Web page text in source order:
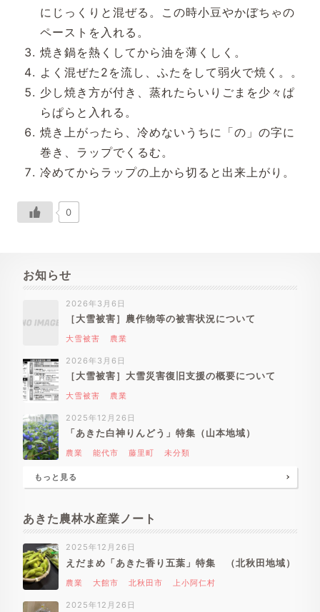
にじっくりと混ぜる。この時小豆やかぼちゃの
ペーストを入れる。
焼き鍋を熱くしてから油を薄くしく。
よく混ぜた2を流し、ふたをして弱火で焼く。。
少し焼き方が付き、蒸れたらいりごまを少々ぱ
らぱらと入れる。
焼き上がったら、冷めないうちに「の」の字に
巻き、ラップでくるむ。
冷めてからラップの上から切ると出来上がり。
0
お知らせ
2026年3月6日
［大雪被害］農作物等の被害状況について
大雪被害 農業
2026年3月6日
［大雪被害］大雪災害復旧支援の概要について
大雪被害 農業
2025年12月26日
「あきた白神りんどう」特集（山本地域）
農業 能代市 藤里町 未分類
もっと見る
あきた農林水産業ノート
2025年12月26日
えだまめ「あきた香り五葉」特集 （北秋田地域）
農業 大館市 北秋田市 上小阿仁村
2025年12月26日